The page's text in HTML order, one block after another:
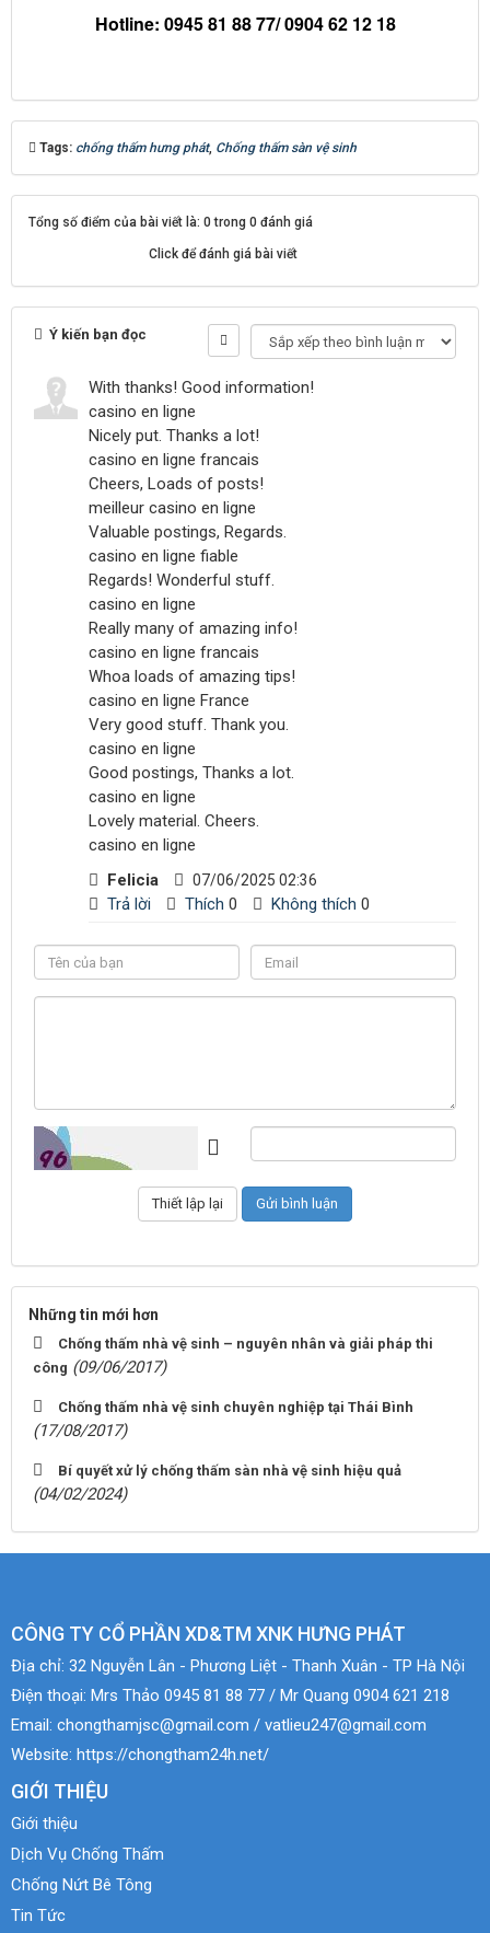
Hotline: 0945 81 88 77/ 0904 62 12 18
Tags: chống thấm hưng phát, Chống thấm sàn vệ sinh
Tổng số điểm của bài viết là: 0 trong 0 đánh giá
Click để đánh giá bài viết
Ý kiến bạn đọc
With thanks! Good information!
casino en ligne
Nicely put. Thanks a lot!
casino en ligne francais
Cheers, Loads of posts!
meilleur casino en ligne
Valuable postings, Regards.
casino en ligne fiable
Regards! Wonderful stuff.
casino en ligne
Really many of amazing info!
casino en ligne francais
Whoa loads of amazing tips!
casino en ligne France
Very good stuff. Thank you.
casino en ligne
Good postings, Thanks a lot.
casino en ligne
Lovely material. Cheers.
casino en ligne
Felicia
07/06/2025 02:36
Trả lời Thích 0 Không thích 0
Những tin mới hơn
Chống thấm nhà vệ sinh – nguyên nhân và giải pháp thi
công (09/06/2017)
Chống thấm nhà vệ sinh chuyên nghiệp tại Thái Bình
(17/08/2017)
Bí quyết xử lý chống thấm sàn nhà vệ sinh hiệu quả
(04/02/2024)
CÔNG TY CỔ PHẦN XD&TM XNK HƯNG PHÁT
Địa chỉ: 32 Nguyễn Lân - Phương Liệt - Thanh Xuân - TP Hà Nội
Điện thoại: Mrs Thảo 0945 81 88 77 / Mr Quang 0904 621 218
Email: chongthamjsc@gmail.com / vatlieu247@gmail.com
Website: https://chongtham24h.net/
GIỚI THIỆU
Giới thiệu
Dịch Vụ Chống Thấm
Chống Nứt Bê Tông
Tin Tức